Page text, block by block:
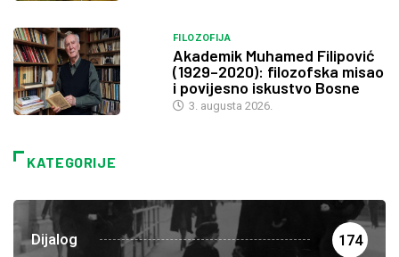
FILOZOFIJA
Akademik Muhamed Filipović
(1929–2020): filozofska misao
i povijesno iskustvo Bosne
3. augusta 2026.
KATEGORIJE
Dijalog 174